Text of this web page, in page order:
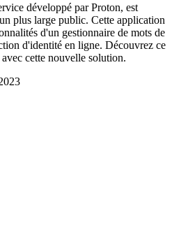
développé par Proton, est
plus large public. Cette application
d'un gestionnaire de mots de
d'identité en ligne. Découvrez ce
cette nouvelle solution.